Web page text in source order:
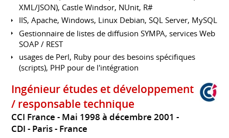
XML/JSON), Castle Windsor, NUnit, R#
IIS, Apache, Windows, Linux Debian, SQL Server, MySQL
Gestionnaire de listes de diffusion SYMPA, services Web
SOAP / REST
usages de Perl, Ruby pour des besoins spécifiques
(scripts), PHP pour de l'intégration
Ingénieur études et développement
/ responsable technique
CCI France
Mai 1998 à décembre 2001
CDI
Paris France